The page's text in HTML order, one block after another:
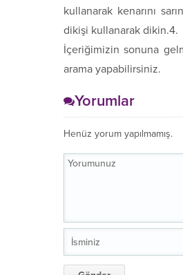
kullanarak kenarını
dikişi kullanarak dikin.4.
İçeriğimizin sonuna
arama yapabilirsiniz.
Yorumlar
Henüz yorum yapılmamış.